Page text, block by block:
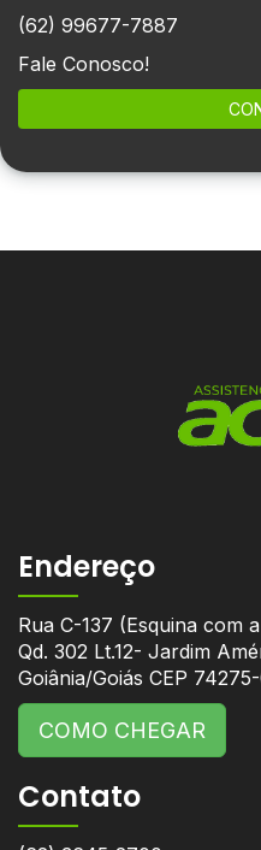
(62) 99677-7887
Fale Conosco!
Endereço
Rua C-137 (Esquina com
Qd. 302 Lt.12- Jardim
Goiânia/Goiás CEP
COMO CHEGAR
Contato